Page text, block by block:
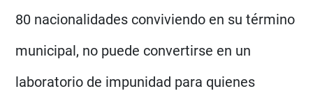
80 nacionalidades conviviendo en su término
municipal, no puede convertirse en un
laboratorio de impunidad para quienes